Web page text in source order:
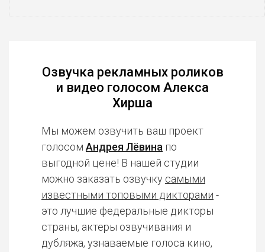
Озвучка рекламных роликов
и видео голосом Алекса
Хирша
Мы можем озвучить ваш проект
голосом Андрея Лёвина по
выгодной цене! В нашей студии
можно заказать озвучку самыми
известными топовыми дикторами -
это лучшие федеральные дикторы
страны, актеры озвучивания и
дубляжа, узнаваемые голоса кино,